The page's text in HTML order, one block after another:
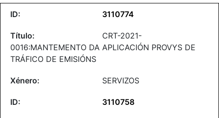
3110774
CRT-2021-
0016:MANTEMENTO DA APLICACIÓN PROVYS DE
TRÁFICO DE EMISIÓNS
SERVIZOS
3110758